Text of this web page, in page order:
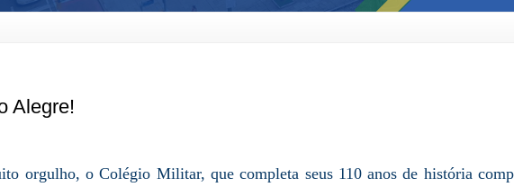
Alegre!
orgulho, o Colégio Militar, que completa seus 110 anos de história